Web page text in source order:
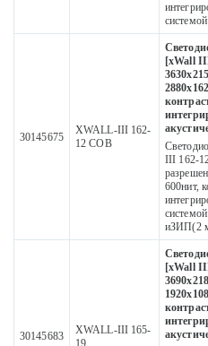
30145675
XWALL-III 162-
12 COB
[xWall
III 162-
600нит,
иЗИП(2
30145683
XWALL-III 165-
[xWall